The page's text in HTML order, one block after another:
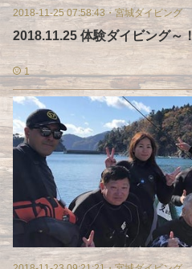
2018-11-25 07:58:43・宮城ダイビング
2018.11.25 体験ダイビング～！
1